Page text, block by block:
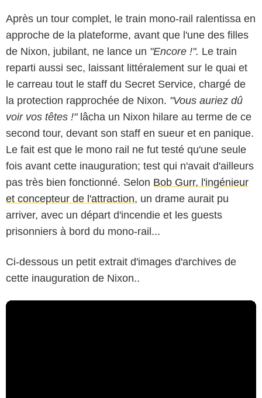
Après un tour complet, le train mono-rail ralentissa en
approche de la plateforme, avant que l'une des filles
de Nixon, jubilant, ne lance un "Encore !". Le train
reparti aussi sec, laissant littéralement sur le quai et
le carreau tout le staff du Secret Service, chargé de
la protection rapprochée de Nixon. "Vous auriez dû
voir vos têtes !"lâcha un Nixon hilare au terme de ce
second tour, devant son staff en sueur et en panique.
Le fait est que le mono rail ne fut testé qu'une seule
fois avant cette inauguration; test qui n'avait d'ailleurs
pas très bien fonctionné. Selon Bob Gurr, l'ingénieur
et concepteur de l'attraction, un drame aurait pu
arriver, avec un départ d'incendie et les guests
prisonniers à bord du mono-rail...
Ci-dessous un petit extrait d'images d'archives de
cette inauguration de Nixon..